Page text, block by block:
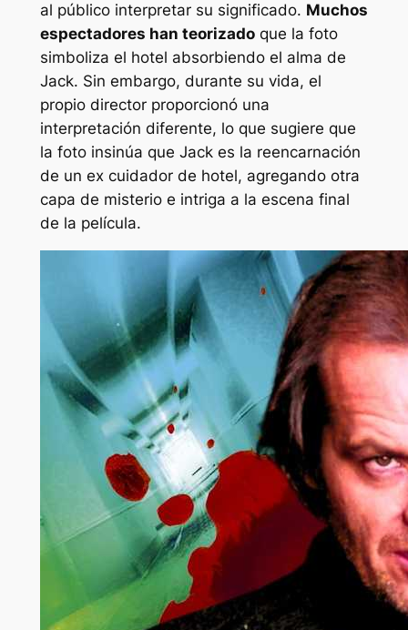
al público interpretar su significado. Muchos
espectadores han teorizadoque la foto
simboliza el hotel absorbiendo el alma de
Jack. Sin embargo, durante su vida, el
propio director proporcionó una
interpretación diferente, lo que sugiere que
la foto insinúa que Jack es la reencarnación
de un ex cuidador de hotel, agregando otra
capa de misterio e intriga a la escena final
de la película.